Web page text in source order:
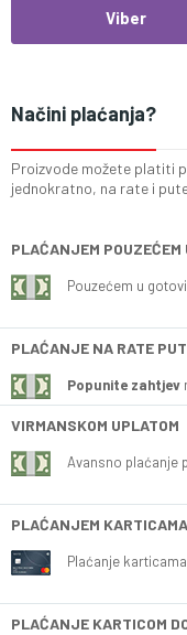
Viber
Načini plaćanja?
Proizvode možete platiti
jednokratno, na rate i
PLAĆANJEM POUZEĆEM
Pouzećem u
PLAĆANJE NA RATE
Popunite zahtjev
VIRMANSKOM UPLATOM
Avansno plaćanje
PLAĆANJEM
Plaćanje
PLAĆANJE KARTICOM